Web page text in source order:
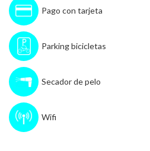
Pago con tarjeta
Parking bicicletas
Secador de pelo
Wifi